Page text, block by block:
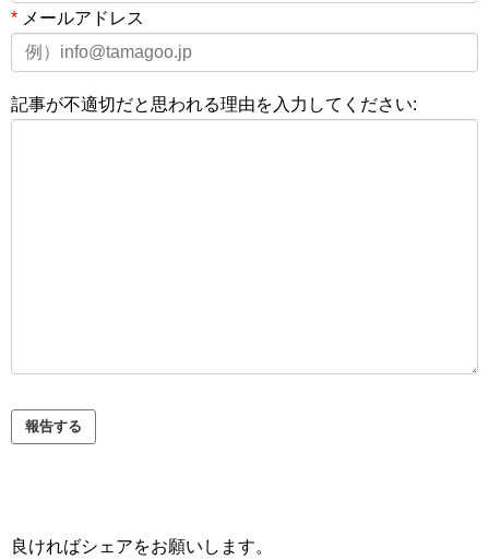
* メールアドレス
記事が不適切だと思われる理由を入力してください:
良ければシェアをお願いします。